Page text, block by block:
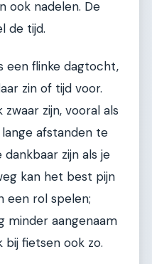
ook nadelen. De
de tijd.
een flinke dagtocht,
zin of tijd voor.
zijn, vooral als
afstanden te
zijn als je
kan het best pijn
een rol spelen;
minder aangenaam
bij fietsen ook zo.